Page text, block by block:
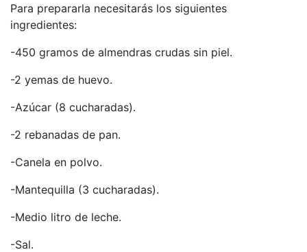
Para prepararla necesitarás los siguientes
ingredientes:
-450 gramos de almendras crudas sin piel.
-2 yemas de huevo.
-Azúcar (8 cucharadas).
-2 rebanadas de pan.
-Canela en polvo.
-Mantequilla (3 cucharadas).
-Medio litro de leche.
-Sal.